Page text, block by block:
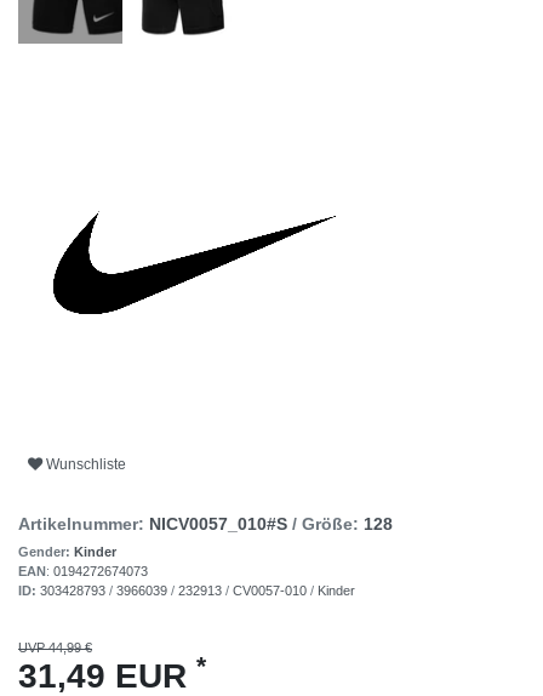
Wunschliste
Artikelnummer: NICV0057_010#S / Größe: 128
Gender: Kinder
EAN: 0194272674073
ID: 303428793 / 3966039 / 232913 / CV0057-010 / Kinder
UVP 44,99 €
31,49 EUR *